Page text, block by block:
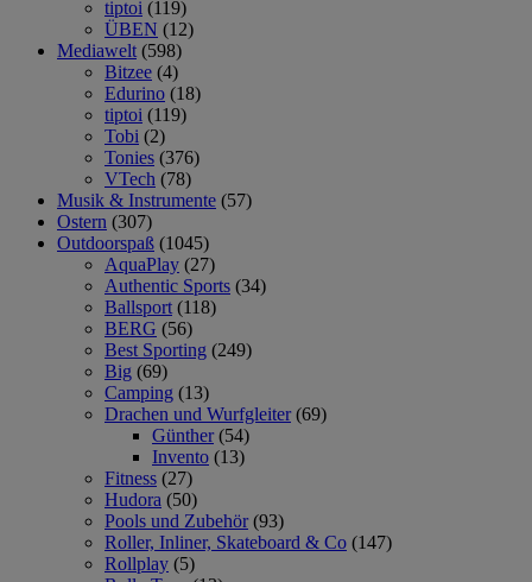
tiptoi (119)
ÜBEN (12)
Mediawelt (598)
Bitzee (4)
Edurino (18)
tiptoi (119)
Tobi (2)
Tonies (376)
VTech (78)
Musik & Instrumente (57)
Ostern (307)
Outdoorspaß (1045)
AquaPlay (27)
Authentic Sports (34)
Ballsport (118)
BERG (56)
Best Sporting (249)
Big (69)
Camping (13)
Drachen und Wurfgleiter (69)
Günther (54)
Invento (13)
Fitness (27)
Hudora (50)
Pools und Zubehör (93)
Roller, Inliner, Skateboard & Co (147)
Rollplay (5)